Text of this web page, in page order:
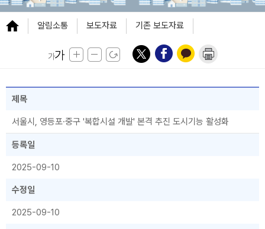
알림소통 보도자료 기존 보도자료
제목
서울시, 영등포·중구 '복합시설 개발' 본격 추진 도시기능 활성화
등록일
2025-09-10
수정일
2025-09-10